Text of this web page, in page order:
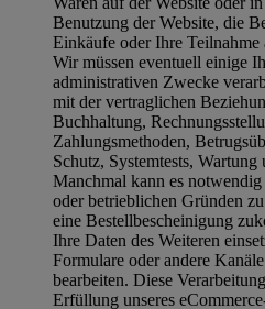
Benutzung der Website, die
Einkäufe oder Ihre Teilnahme
Wir müssen eventuell einige
administrativen Zwecke
mit der vertraglichen
Buchhaltung,
Zahlungsmethoden,
Schutz, Systemtests,
Manchmal kann es
oder betrieblichen Gründen
eine Bestellbescheinigung
Ihre Daten des Weiteren
Formulare oder andere
bearbeiten. Diese
Erfüllung unseres